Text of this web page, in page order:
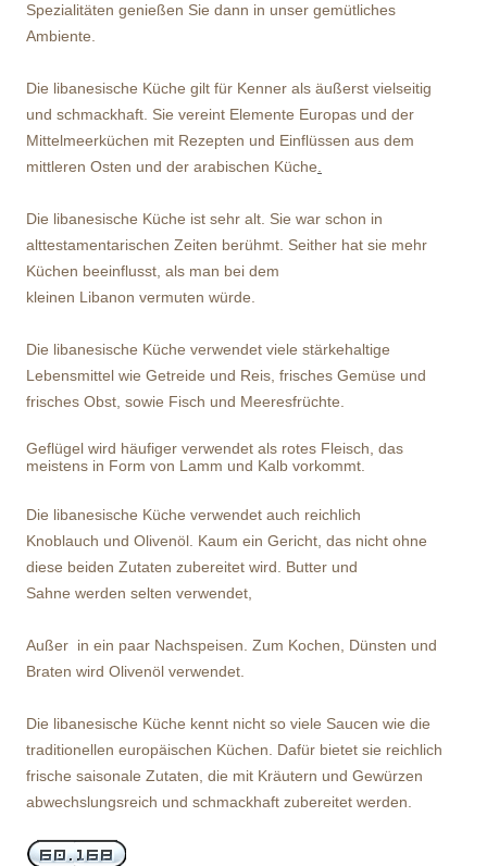
Spezialitäten genießen Sie dann in unser gemütliches
Ambiente.
Die libanesische Küche gilt für Kenner als äußerst vielseitig
und schmackhaft. Sie vereint Elemente Europas und der
Mittelmeerküchen mit Rezepten und Einflüssen aus dem
mittleren Osten und der arabischen Küche
Die libanesische Küche ist sehr alt. Sie war schon in
alttestamentarischen Zeiten berühmt. Seither hat sie mehr
Küchen beeinflusst, als man bei dem
kleinen Libanon vermuten würde.
Die libanesische Küche verwendet viele stärkehaltige
Lebensmittel wie Getreide und Reis, frisches Gemüse und
frisches Obst, sowie Fisch und Meeresfrüchte.
Geflügel wird häufiger verwendet als rotes Fleisch, das
meistens in Form von Lamm und Kalb vorkommt.
Die libanesische Küche verwendet auch reichlich
Knoblauch und Olivenöl. Kaum ein Gericht, das nicht ohne
diese beiden Zutaten zubereitet wird. Butter und
Sahne werden selten verwendet,
Außer in ein paar Nachspeisen. Zum Kochen, Dünsten und
Braten wird Olivenöl verwendet.
Die libanesische Küche kennt nicht so viele Saucen wie die
traditionellen europäischen Küchen. Dafür bietet sie reichlich
frische saisonale Zutaten, die mit Kräutern und Gewürzen
abwechslungsreich und schmackhaft zubereitet werden.